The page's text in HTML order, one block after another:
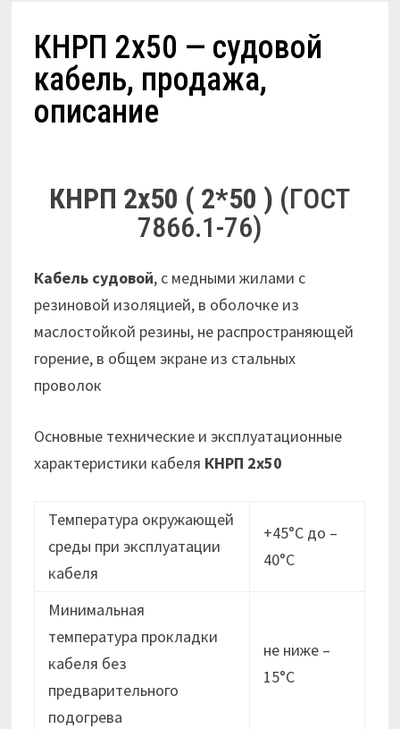
КНРП 2х50 — судовой
кабель, продажа,
описание
КНРП 2х50 ( 2*50 ) (ГОСТ
7866.1-76)
Кабель судовой, с медными жилами с
резиновой изоляцией, в оболочке из
маслостойкой резины, не распространяющей
горение, в общем экране из стальных
проволок
Основные технические и эксплуатационные
характеристики кабеля КНРП 2х50
Температура окружающей
среды при эксплуатации
кабеля
+45°С до –
40°С
Минимальная
температура прокладки
кабеля без
предварительного
подогрева
не ниже –
15°C